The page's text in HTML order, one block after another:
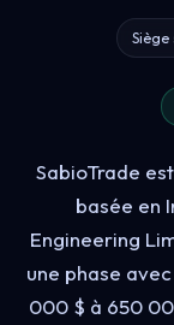
Siège
SabioTrade
basée en
Engineering
une phase
000 $ à 650